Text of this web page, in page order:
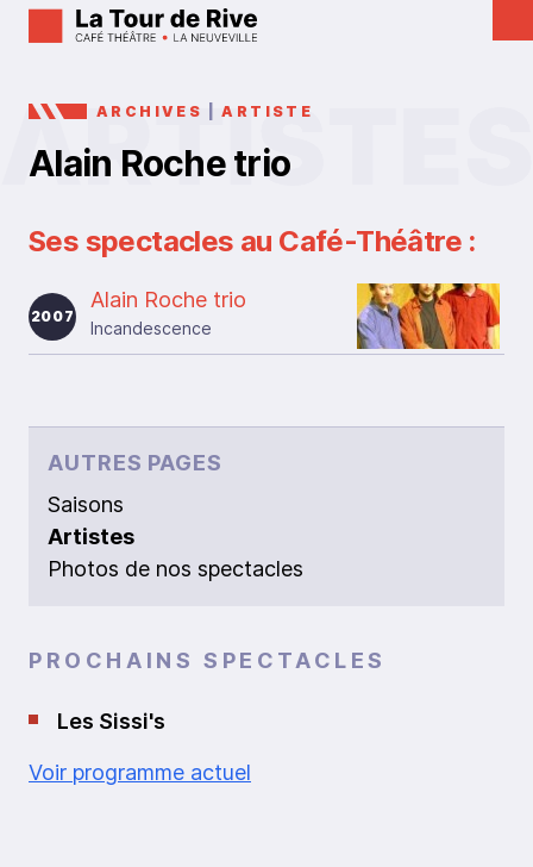
ARCHIVES |ARTISTE
Alain Roche trio
Ses spectacles au Café-Théâtre :
2007
Alain Roche trio
Incandescence
AUTRES PAGES
Saisons
Artistes
Photos de nos spectacles
PROCHAINS SPECTACLES
Les Sissi's
Voir programme actuel